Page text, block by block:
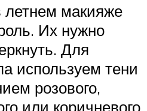
летнем макияже
Их нужно
Для
используем тени
розового,
или коричневого